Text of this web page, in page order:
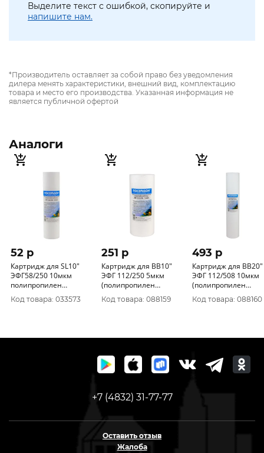
Выделите текст с ошибкой, скопируйте и
напишите нам.
*Производитель оставляет за собой право без уведомления
дилера менять характеристики, внешний вид, комплектацию
товара и место его производства. Указанная информация не
является публичной офертой
Аналоги
52 p
Картридж для SL10"
ЭФГ58/250 10мкм
полипропилен
Посейдон уп.50/1шт.
Код товара: 033573
251 p
Картридж для ВВ10"
ЭФГ 112/250 5мкм
(полипропилен
мех.очистка) Посейдон
уп.15/1шт.
Код товара: 088159
493 p
Картридж для ВВ20"
ЭФГ 112/508 10мкм
(полипропилен
мех.очистка)
уп.15/1шт.
Код товара: 088160
+7 (4832) 31-77-77
Оставить отзыв
Жалоба